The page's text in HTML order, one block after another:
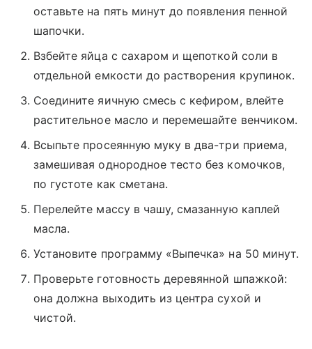
оставьте на пять минут до появления пенной
шапочки.
Взбейте яйца с сахаром и щепоткой соли в
отдельной емкости до растворения крупинок.
Соедините яичную смесь с кефиром, влейте
растительное масло и перемешайте венчиком.
Всыпьте просеянную муку в два-три приема,
замешивая однородное тесто без комочков,
по густоте как сметана.
Перелейте массу в чашу, смазанную каплей
масла.
Установите программу «Выпечка» на 50 минут.
Проверьте готовность деревянной шпажкой:
она должна выходить из центра сухой и
чистой.